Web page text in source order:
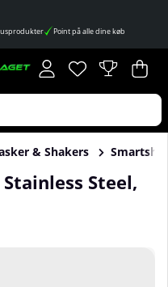
Point på alle dine køb
Ønskeliste
Antal på
. .
& Shakers
Steel,
Stainless Steel, 900 ml